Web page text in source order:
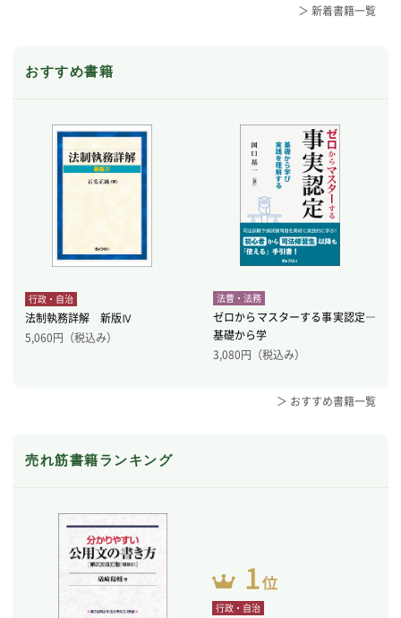
＞ 新着書籍一覧
おすすめ書籍
行政・自治
法制執務詳解 新版Ⅳ
5,060円（税込み）
法曹・法務
ゼロからマスターする事実認定―
基礎から学
3,080円（税込み）
＞ おすすめ書籍一覧
売れ筋書籍ランキング
行政・自治